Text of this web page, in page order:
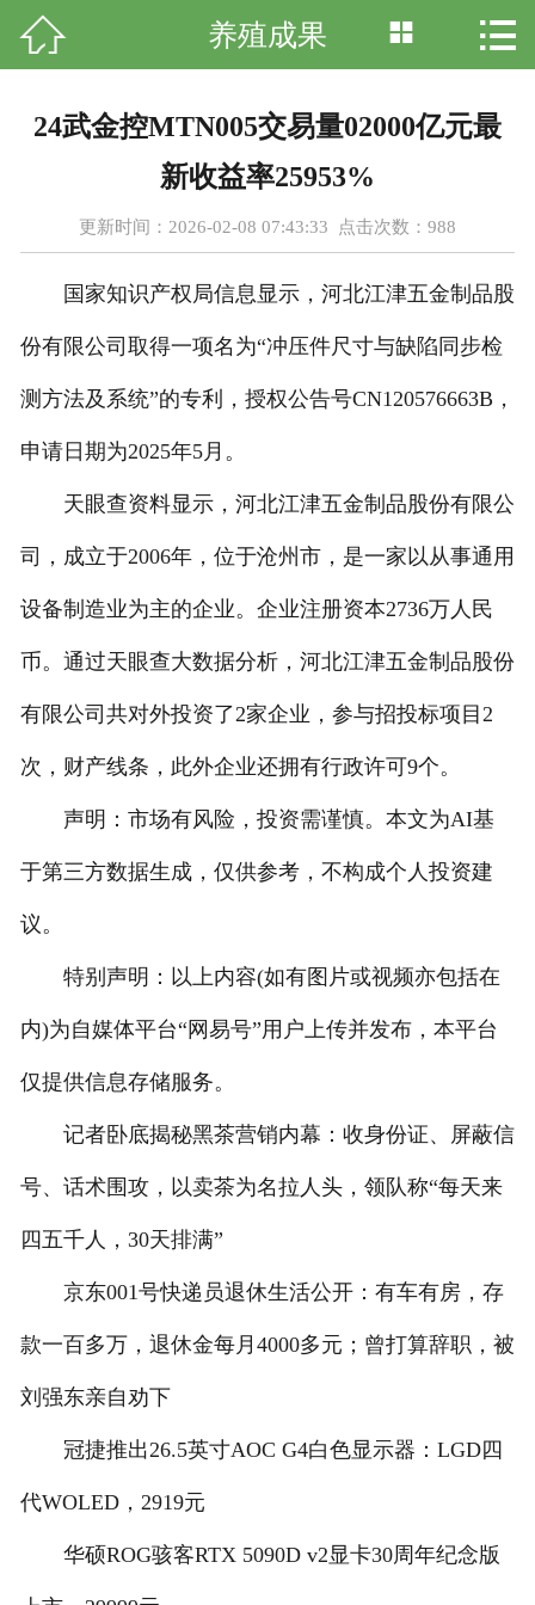
 首页
新闻资讯
资质荣誉
人才招聘
科普知识
 养殖成果  
24武金控MTN005交易量02000亿元最
新收益率25953%
更新时间：2026-02-08 07:43:33 点击次数： 988
国家知识产权局信息显示，河北江津五金制品股
份有限公司取得一项名为“冲压件尺寸与缺陷同步检
测方法及系统”的专利，授权公告号CN120576663B，
申请日期为2025年5月。
天眼查资料显示，河北江津五金制品股份有限公
司，成立于2006年，位于沧州市，是一家以从事通用
设备制造业为主的企业。企业注册资本2736万人民
币。通过天眼查大数据分析，河北江津五金制品股份
有限公司共对外投资了2家企业，参与招投标项目2
次，财产线条，此外企业还拥有行政许可9个。
声明：市场有风险，投资需谨慎。本文为AI基
于第三方数据生成，仅供参考，不构成个人投资建
议。
特别声明：以上内容(如有图片或视频亦包括在
内)为自媒体平台“网易号”用户上传并发布，本平台
仅提供信息存储服务。
记者卧底揭秘黑茶营销内幕：收身份证、屏蔽信
号、话术围攻，以卖茶为名拉人头，领队称“每天来
四五千人，30天排满”
京东001号快递员退休生活公开：有车有房，存
款一百多万，退休金每月4000多元；曾打算辞职，被
刘强东亲自劝下
冠捷推出26.5英寸AOC G4白色显示器：LGD四
代WOLED，2919元
华硕ROG骇客RTX 5090D v2显卡30周年纪念版